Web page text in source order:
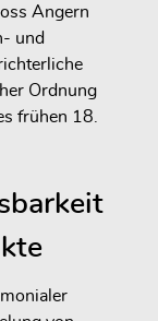
Angern
und
Ordnung
frühen 18.